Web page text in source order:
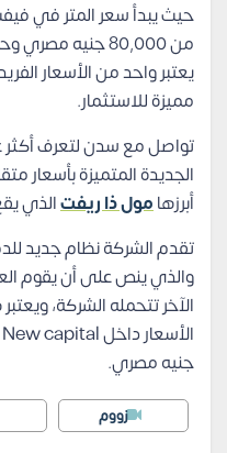
حيث يبدأ سعر المتر في
يعتبر واحد من الأسعار
مميزة للاستثمار.
تواصل مع سدن لتعرف أكثر
الجديدة المتميزة بأسعار
أبرزهامول ذا ريفتالذي
تقدم الشركة نظام جديد
والذي ينص على أن يقوم
الآخر تتحمله الشركة،
جنيه مصري.
زووم